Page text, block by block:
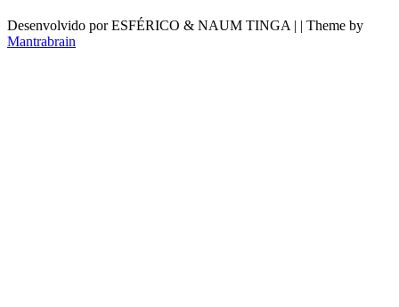
Desenvolvido por ESFÉRICO & NAUM TINGA | | Theme by
Mantrabrain